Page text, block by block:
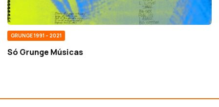
GRUNGE 1991 – 2021
Só Grunge Músicas